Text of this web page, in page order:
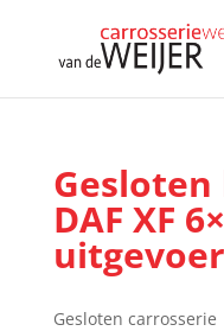
DAF XF
Gesloten carrosserie